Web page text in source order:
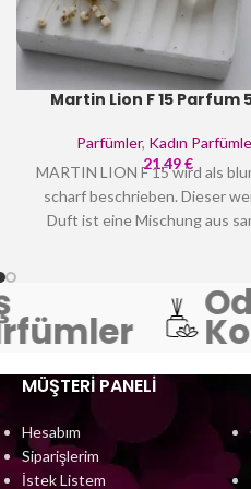
Martin Lion F 15 Parfum
Parfümler, Kadın
21,49€
MARTIN LION F 15 wird als
scharf beschrieben. Dieser
Duft ist eine Mischung aus
MARTIN LION F 15 ist ein
für tagsüber.Oda
MÜŞTERI PANELI
Hesabım
Siparişlerim
İstek Listem